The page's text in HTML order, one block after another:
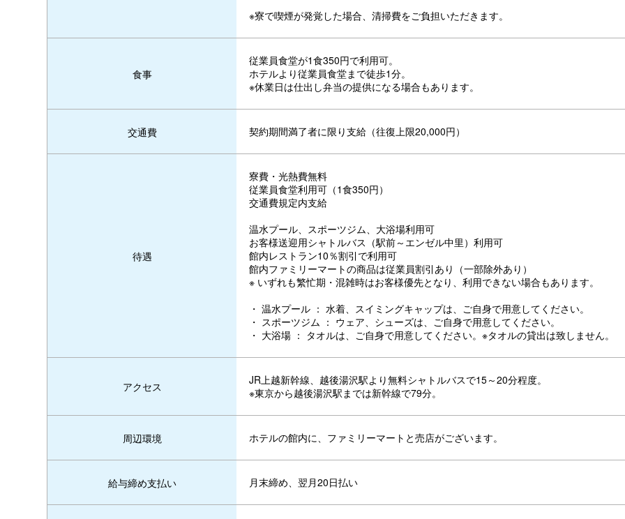
※寮で喫煙が発覚した場合、清掃費をご負担いただきます。
食事
従業員食堂が1食350円で利用可。
ホテルより従業員食堂まで徒歩1分。
※休業日は仕出し弁当の提供になる場合もあります。
交通費 契約期間満了者に限り支給（往復上限20,000円）
待遇
寮費・光熱費無料
従業員食堂利用可（1食350円）
交通費規定内支給
温水プール、スポーツジム、大浴場利用可
お客様送迎用シャトルバス（駅前～エンゼル中里）利用可
館内レストラン10％割引で利用可
館内ファミリーマートの商品は従業員割引あり（一部除外あり）
※ いずれも繁忙期・混雑時はお客様優先となり、利用できない場合もあります。
・ 温水プール ： 水着、スイミングキャップは、ご自身で用意してください。
・ スポーツジム ： ウェア、シューズは、ご自身で用意してください。
・ 大浴場 ： タオルは、ご自身で用意してください。※タオルの貸出は致しません。
アクセス
JR上越新幹線、越後湯沢駅より無料シャトルバスで15～20分程度。
※東京から越後湯沢駅までは新幹線で79分。
周辺環境 ホテルの館内に、ファミリーマートと売店がございます。
給与締め支払い 月末締め、翌月20日払い